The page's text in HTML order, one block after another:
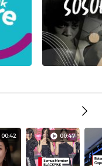
00:42 00:47